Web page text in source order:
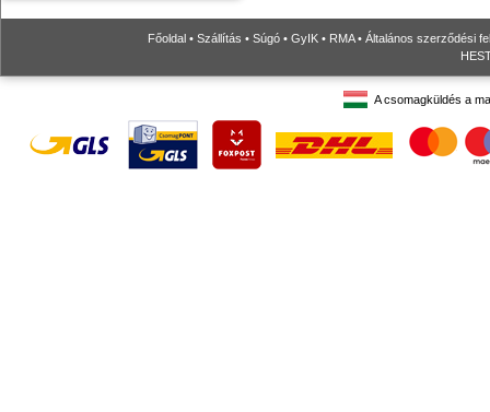
Főoldal • Szállítás • Súgó • GyIK • RMA• Általános szerződési
A csomagküldés a